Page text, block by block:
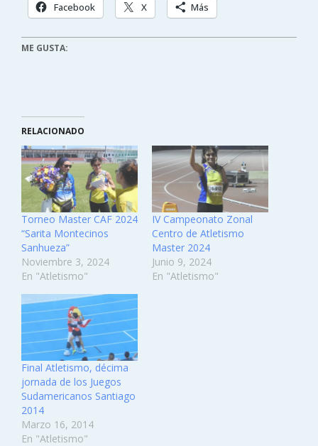
Facebook X Más
ME GUSTA:
RELACIONADO
Torneo Master CAF 2024
“Sarita Montecinos
Sanhueza”
Noviembre 3, 2024
En "Atletismo"
IV Campeonato Zonal
Centro de Atletismo
Master 2024
Junio 9, 2024
En "Atletismo"
Final Atletismo, décima
jornada de los Juegos
Sudamericanos Santiago
2014
Marzo 16, 2014
En "Atletismo"